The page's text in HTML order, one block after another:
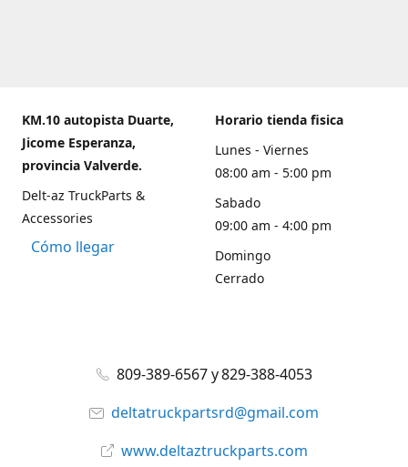
KM.10 autopista Duarte,
Jicome Esperanza,
provincia Valverde.
Delt-az TruckParts &
Accessories
Cómo llegar
Horario tienda fisica
Lunes - Viernes
08:00 am - 5:00 pm
Sabado
09:00 am - 4:00 pm
Domingo
Cerrado
809-389-6567 y 829-388-4053
deltatruckpartsrd@gmail.com
www.deltaztruckparts.com